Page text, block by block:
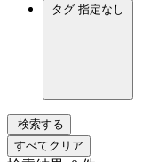
タグ 指定なし
検索する
すべてクリア